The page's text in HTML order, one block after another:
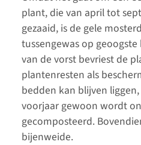
plant, die van april tot
gezaaid, is de gele
tussengewas op
van de vorst bevriest de
plantenresten als
bedden kan blijven
voorjaar gewoon wordt
gecomposteerd.
bijenweide.